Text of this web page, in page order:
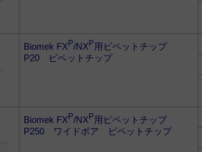
Biomek FX P/NX P 用ピペットチップ
P20 ピペットチップ
Biomek FX P/NX P 用ピペットチップ
P250 ワイドボア ピペットチップ